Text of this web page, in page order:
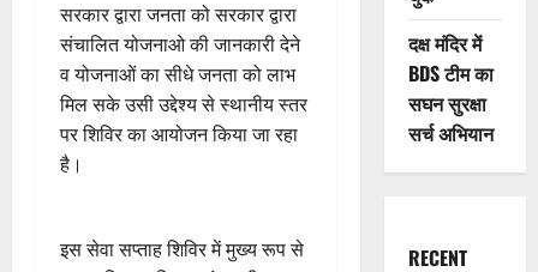
सरकार द्वारा जनता को सरकार द्वारा
संचालित योजनाओ की जानकारी देने
व योजनाओं का सीधे जनता को लाभ
मिल सके उसी उद्देश्य से स्थानीय स्तर
पर शिविर का आयोजन किया जा रहा
है।
इस सेवा सप्ताह शिविर में मुख्य रूप से
दक्ष मंदिर में
BDS टीम का
सघन सुरक्षा
सर्च अभियान
RECENT